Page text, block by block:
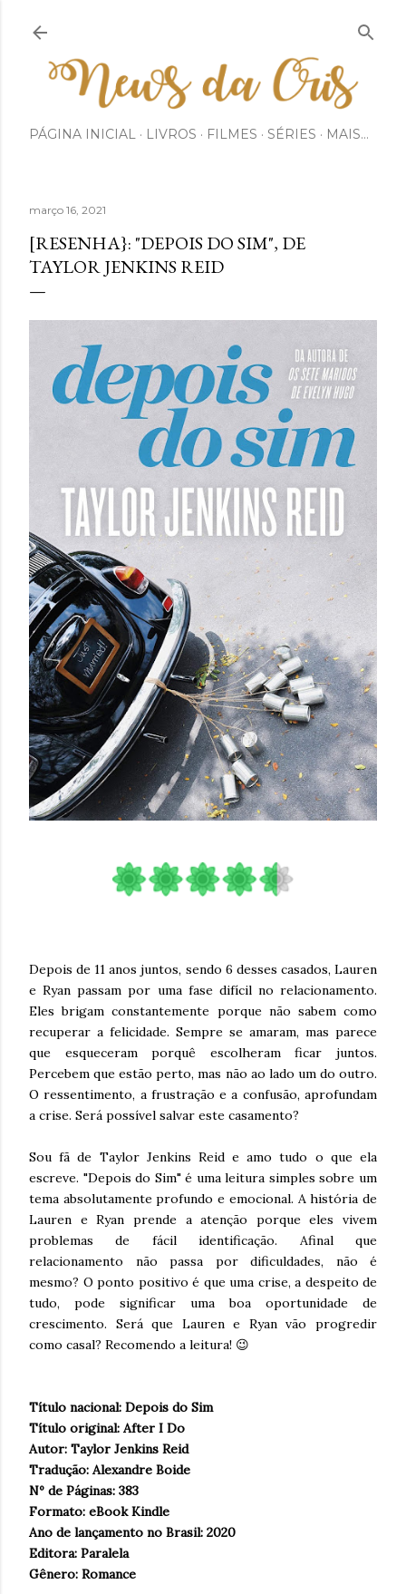
PÁGINA INICIAL LIVROS FILMES SÉRIES MAIS…
março 16, 2021
[RESENHA}: "DEPOIS DO SIM", DE
TAYLOR JENKINS REID
Depois de 11 anos juntos, sendo 6 desses casados, Lauren
e Ryan passam por uma fase difícil no relacionamento.
Eles brigam constantemente porque não sabem como
recuperar a felicidade. Sempre se amaram, mas parece
que esqueceram porquê escolheram ficar juntos.
Percebem que estão perto, mas não ao lado um do outro.
O ressentimento, a frustração e a confusão, aprofundam
a crise. Será possível salvar este casamento?
Sou fã de Taylor Jenkins Reid e amo tudo o que ela
escreve. "Depois do Sim" é uma leitura simples sobre um
tema absolutamente profundo e emocional. A história de
Lauren e Ryan prende a atenção porque eles vivem
problemas de fácil identificação. Afinal que
relacionamento não passa por dificuldades, não é
mesmo? O ponto positivo é que uma crise, a despeito de
tudo, pode significar uma boa oportunidade de
crescimento. Será que Lauren e Ryan vão progredir
como casal? Recomendo a leitura! 😉
Título nacional: Depois do Sim
Título original: After I Do
Autor: Taylor Jenkins Reid
Tradução: Alexandre Boide
Nº de Páginas: 383
Formato: eBook Kindle
Ano de lançamento no Brasil: 2020
Editora: Paralela
Gênero: Romance